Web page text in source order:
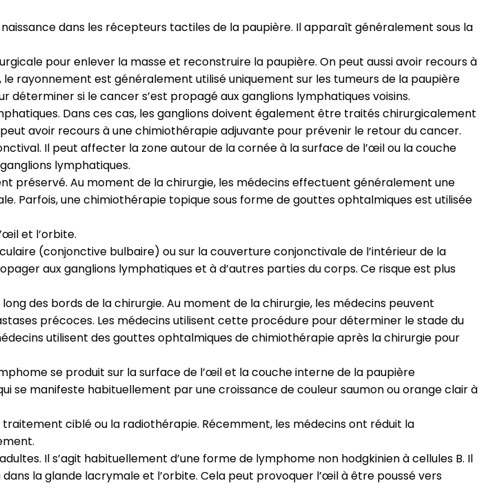
dans les récepteurs tactiles de la paupière. Il apparaît généralement sous la
pour enlever la masse et reconstruire la paupière. On peut aussi avoir recours à
rayonnement est généralement utilisé uniquement sur les tumeurs de la paupière
si le cancer s’est propagé aux ganglions lymphatiques voisins.
Dans ces cas, les ganglions doivent également être traités chirurgicalement
avoir recours à une chimiothérapie adjuvante pour prévenir le retour du cancer.
Il peut affecter la zone autour de la cornée à la surface de l’œil ou la couche
lymphatiques.
préservé. Au moment de la chirurgie, les médecins effectuent généralement une
Parfois, une chimiothérapie topique sous forme de gouttes ophtalmiques est utilisée
et l’orbite.
(conjonctive bulbaire) ou sur la couverture conjonctivale de l’intérieur de la
aux ganglions lymphatiques et à d’autres parties du corps. Ce risque est plus
des bords de la chirurgie. Au moment de la chirurgie, les médecins peuvent
précoces. Les médecins utilisent cette procédure pour déterminer le stade du
utilisent des gouttes ophtalmiques de chimiothérapie après la chirurgie pour
se produit sur la surface de l’œil et la couche interne de la paupière
se manifeste habituellement par une croissance de couleur saumon ou orange clair à
ciblé ou la radiothérapie. Récemment, les médecins ont réduit la
Il s’agit habituellement d’une forme de lymphome non hodgkinien à cellules B. Il
la glande lacrymale et l’orbite. Cela peut provoquer l’œil à être poussé vers